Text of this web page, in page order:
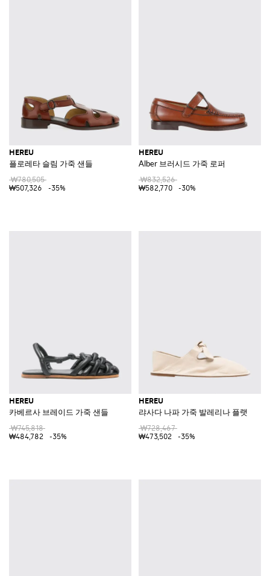
HEREU
플로레타 슬림 가죽 샌들
₩780,505
₩507,326
-35%
HEREU
Alber 브러시드 가죽 로퍼
₩832,526
₩582,770
-30%
HEREU
카베르사 브레이드 가죽 샌들
₩745,818
₩484,782
-35%
HEREU
랴사다 나파 가죽 발레리나 플랫
₩728,467
₩473,502
-35%